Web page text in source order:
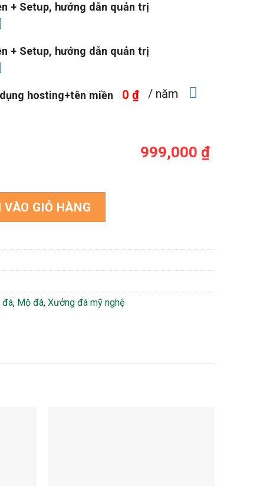
+ Setup, hướng dẫn quản trị
+ Setup, hướng dẫn quản trị
hosting+tên miền 0 ₫ / năm
999,000 ₫
02 số lượng
VÀO GIỎ HÀNG
đá, Mộ đá, Xưởng đá mỹ nghệ